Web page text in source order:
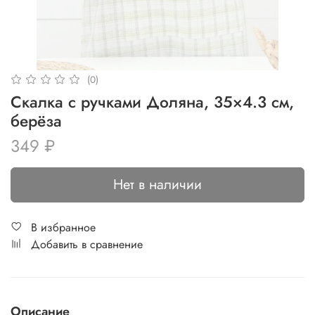
(0)
Скалка с ручками Доляна, 35×4.3 см,
берёза
349 ₽
Нет в наличии
В избранное
Добавить в сравнение